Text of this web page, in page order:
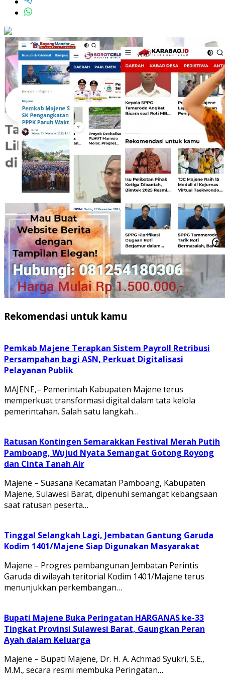
Rekomendasi untuk kamu
Pemkab Majene Terapkan Sistem Payroll Retribusi
Persampahan bagi ASN, Perkuat Digitalisasi
Pelayanan Publik
MAJENE,– Pemerintah Kabupaten Majene terus
memperkuat transformasi digital dalam tata kelola
pemerintahan. Salah satu langkah…
Ratusan Kontingen Semarakkan Festival Merah Putih
Pamboang, Wujud Nyata Semangat Gotong Royong
dan Cinta Tanah Air
Majene – Suasana Kecamatan Pamboang, Kabupaten
Majene, Sulawesi Barat, dipenuhi semangat kebangsaan
saat ratusan peserta…
Tinggal Selangkah Lagi, Jembatan Gantung Garuda
Kodim 1401/Majene Siap Digunakan Masyarakat
Majene – Progres pembangunan Jembatan Perintis
Garuda di wilayah teritorial Kodim 1401/Majene terus
menunjukkan perkembangan…
Bupati Majene Buka Peringatan HARGANAS ke-33
Tingkat Provinsi Sulawesi Barat, Gaungkan Peran
Ayah dalam Keluarga
Majene – Bupati Majene, Dr. H. A. Achmad Syukri, S.E.,
M.M., secara resmi membuka Peringatan…